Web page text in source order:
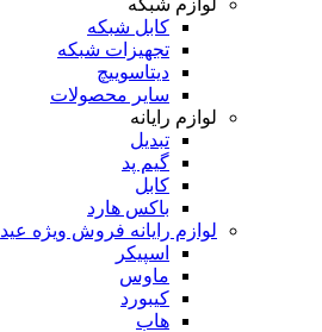
کابل شبکه
تجهیزات شبکه
دیتاسوییچ
سایر محصولات
لوازم رایانه
تبدیل
گیم پد
کابل
باکس هارد
لوازم رایانه فروش ویژه عید
اسپیکر
ماوس
کیبورد
هاب